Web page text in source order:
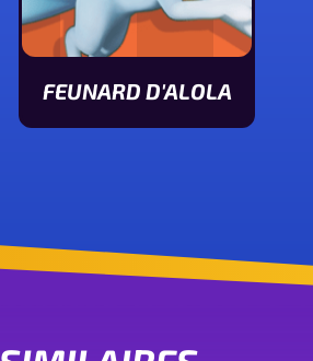
FEUNARD D'ALOLA
Voir les stats de Feunard d'Alola